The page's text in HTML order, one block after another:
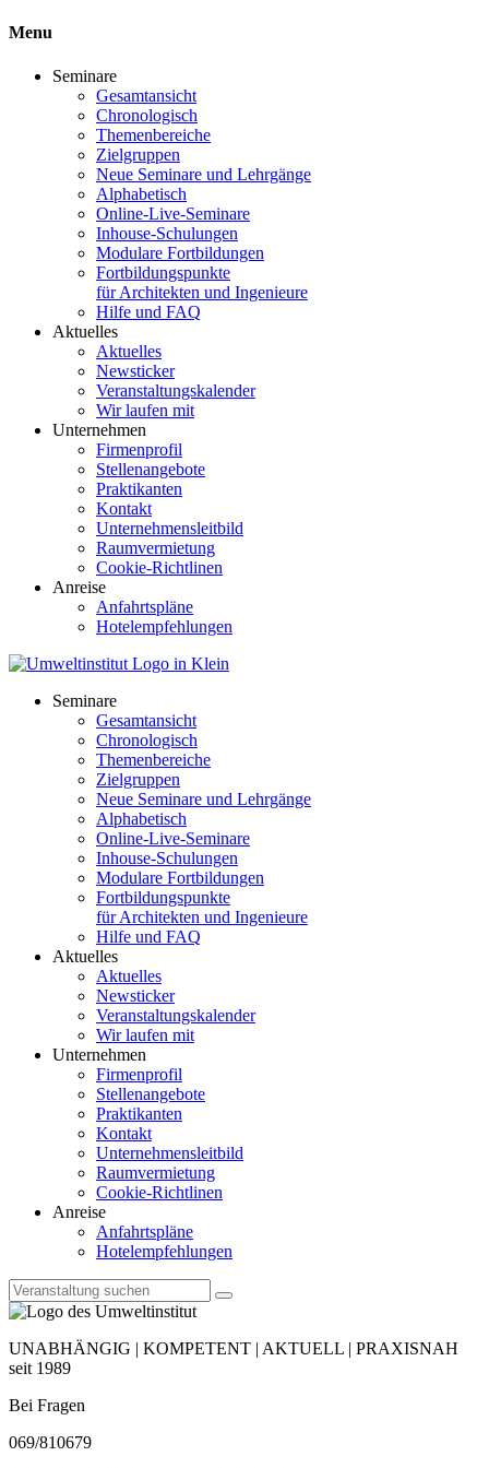
Menu
Seminare
Gesamtansicht
Chronologisch
Themenbereiche
Zielgruppen
Neue Seminare und Lehrgänge
Alphabetisch
Online-Live-Seminare
Inhouse-Schulungen
Modulare Fortbildungen
Fortbildungspunkte
für Architekten und Ingenieure
Hilfe und FAQ
Aktuelles
Aktuelles
Newsticker
Veranstaltungskalender
Wir laufen mit
Unternehmen
Firmenprofil
Stellenangebote
Praktikanten
Kontakt
Unternehmensleitbild
Raumvermietung
Cookie-Richtlinen
Anreise
Anfahrtspläne
Hotelempfehlungen
Seminare
Gesamtansicht
Chronologisch
Themenbereiche
Zielgruppen
Neue Seminare und Lehrgänge
Alphabetisch
Online-Live-Seminare
Inhouse-Schulungen
Modulare Fortbildungen
Fortbildungspunkte
für Architekten und Ingenieure
Hilfe und FAQ
Aktuelles
Aktuelles
Newsticker
Veranstaltungskalender
Wir laufen mit
Unternehmen
Firmenprofil
Stellenangebote
Praktikanten
Kontakt
Unternehmensleitbild
Raumvermietung
Cookie-Richtlinen
Anreise
Anfahrtspläne
Hotelempfehlungen
UNABHÄNGIG | KOMPETENT | AKTUELL | PRAXISNAH
seit 1989
Bei Fragen
069/810679